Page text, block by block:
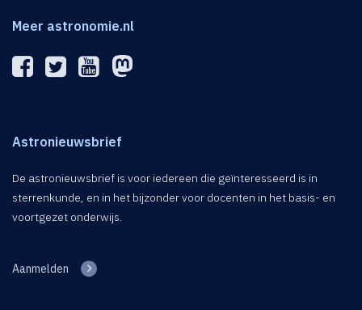
Meer astronomie.nl
Astronieuwsbrief
De astronieuwsbrief is voor iedereen die geïnteresseerd is in
sterrenkunde, en in het bijzonder voor docenten in het basis- en
voortgezet onderwijs.
Aanmelden